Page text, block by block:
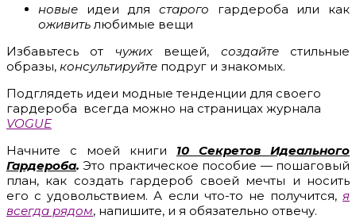
новые идеи для старого гардероба или как
оживить любимые вещи
Избавьтесь от чужихвещей, создайтестильные
образы, консультируйте подруг и знакомых.
Подглядеть идеи модные тенденции для своего
гардероба всегда можно на страницах журнала
VOGUE
Начните с моей книги 10 Секретов Идеального
Гардероба. Это практическое пособие — пошаговый
план, как создать гардероб своей мечты и носить
его с удовольствием. А если что-то не получится, я
всегда рядом, напишите, и я обязательно отвечу.